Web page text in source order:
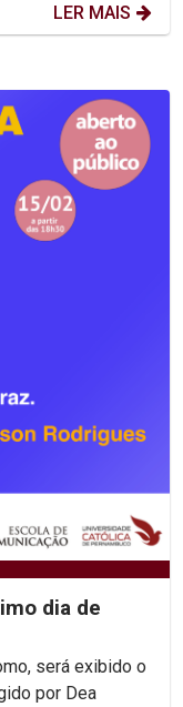
LER MAIS
dia de
será exibido o
por Dea